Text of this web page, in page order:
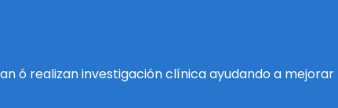
ó realizan investigación clínica ayudando a mejorar